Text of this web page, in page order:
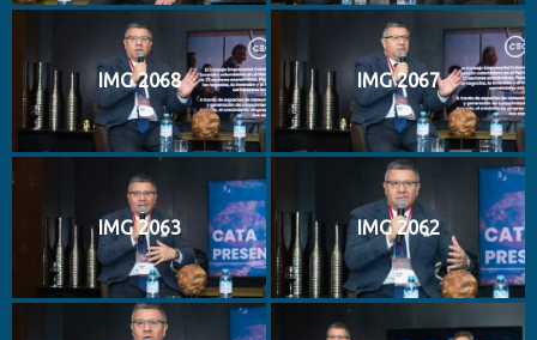
IMG 2068 IMG 2067
IMG 2063 IMG 2062